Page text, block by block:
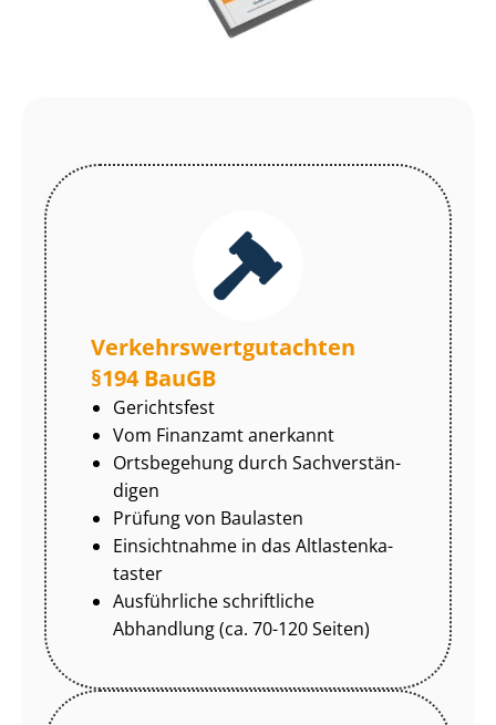
Ver­kehrs­wert­gut­ach­ten
§194 BauGB
Gerichtsfest
Vom Finanzamt anerkannt
Ortsbegehung durch Sach­ver­stän­
di­gen
Prüfung von Baulasten
Einsichtnahme in das Alt­las­ten­ka­
tas­ter
Ausführliche schriftliche
Abhandlung (ca. 70-120 Seiten)